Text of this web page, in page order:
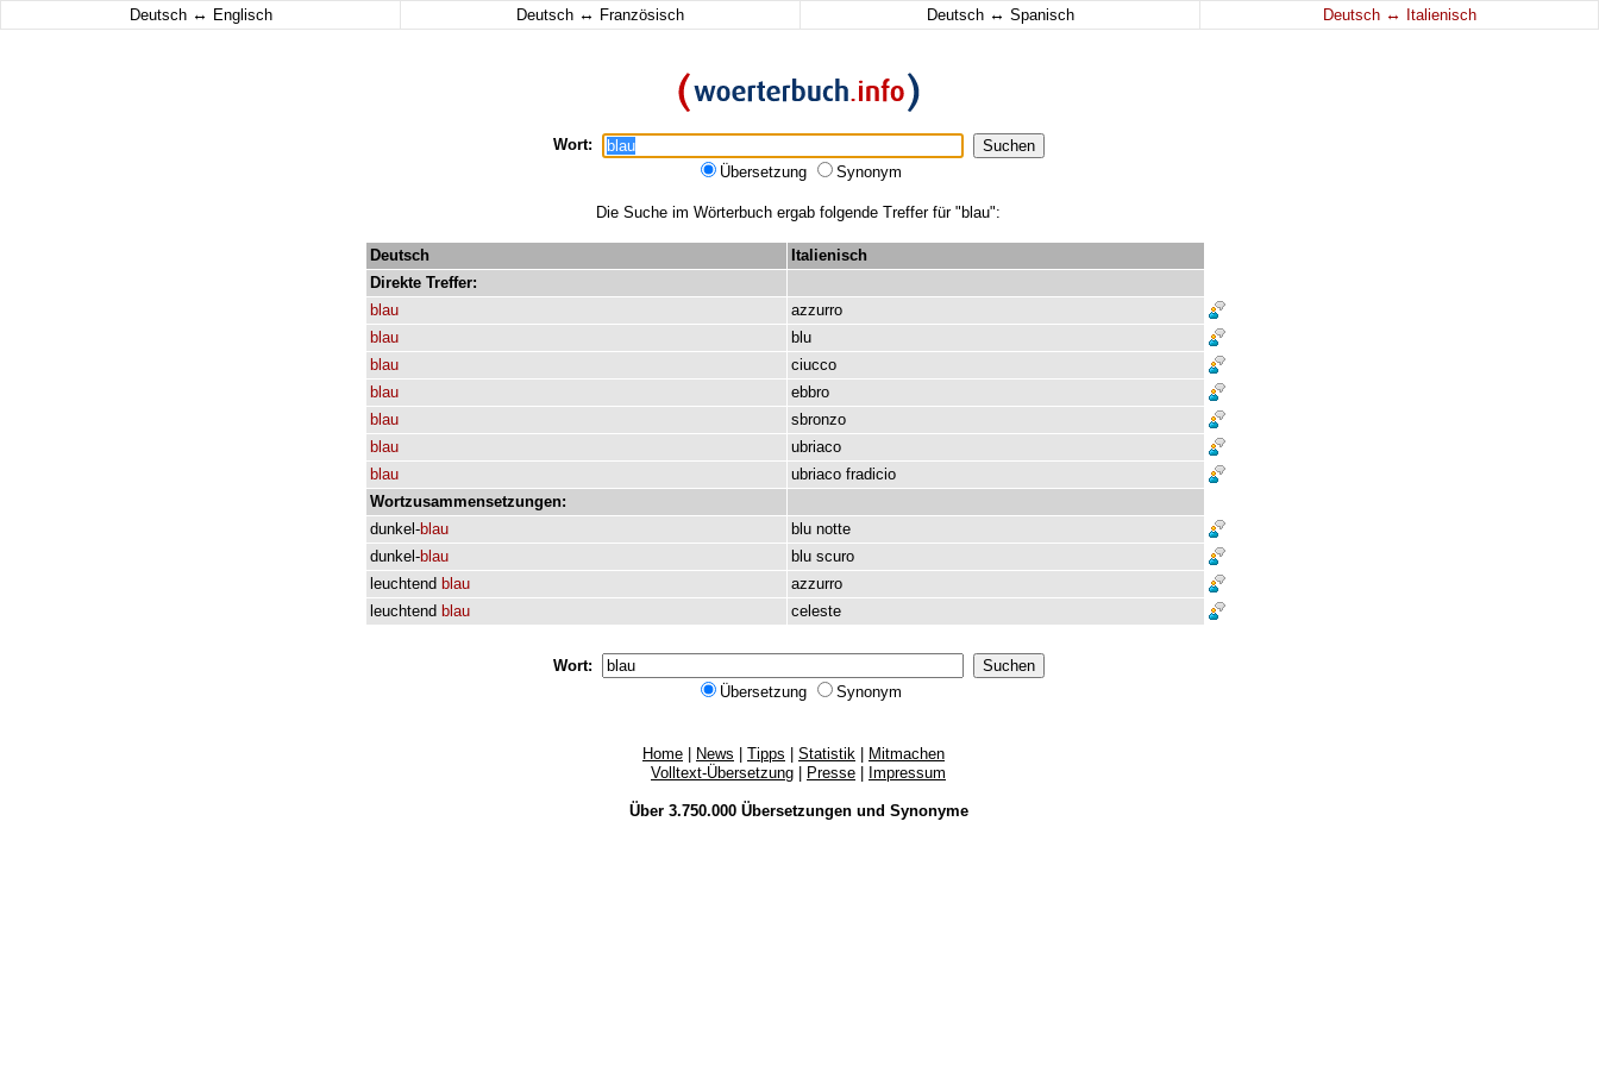
Deutsch ↔ Englisch Deutsch ↔ Französisch Deutsch ↔ Spanisch Deutsch ↔ Italienisch
Wort:
Übersetzung
Synonym
Die Suche im Wörterbuch ergab folgende Treffer für "blau":
Deutsch
Italienisch
Direkte Treffer:
blau
azzurro
blau
blu
blau
ciucco
blau
ebbro
blau
sbronzo
blau
ubriaco
blau
ubriaco fradicio
Wortzusammensetzungen:
dunkel-blau blu notte
dunkel-blau blu scuro
leuchtend blau
azzurro
leuchtend blau celeste
Wort:
Übersetzung
Synonym
Home News Tipps Statistik
Mitmachen
Volltext-Übersetzung
Presse Impressum
Über 3.750.000 Übersetzungenund Synonyme